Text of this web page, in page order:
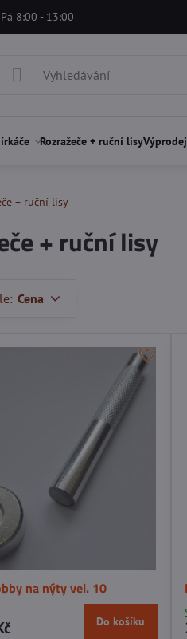
Pá 8:00 - 13:00
Rozražeče + ruční lisy
+ ruční lisy
+ ruční lisy
Cena
na nýty vel. 10
Do košíku